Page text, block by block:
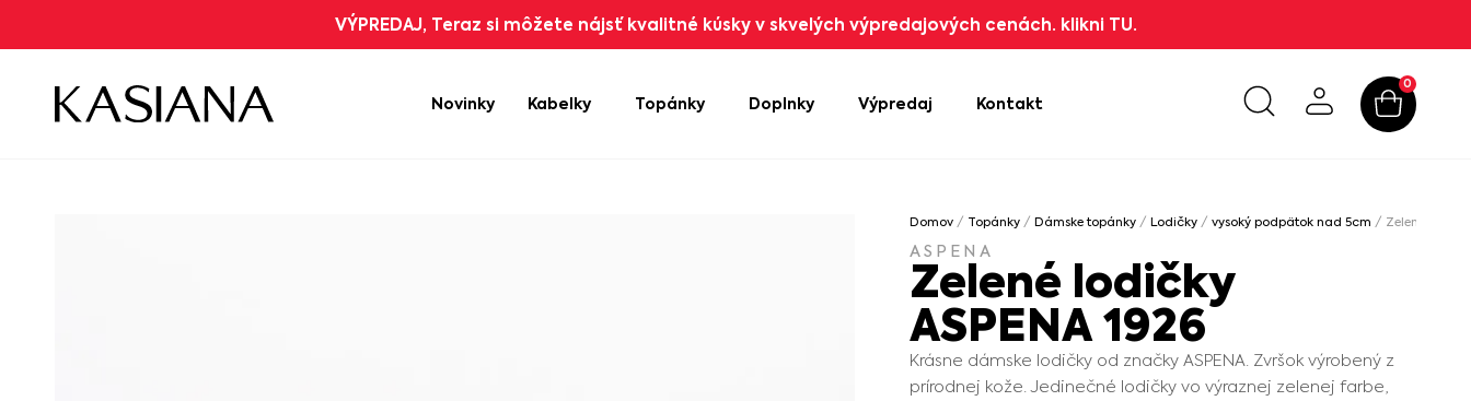
VÝPREDAJ, Teraz si môžete nájsť kvalitné kúsky v skvelých výpredajových cenách. klikni TU.
Novinky Kabelky Topánky Doplnky Výpredaj Kontakt
0
Domov / Topánky /Dámske topánky /Lodičky /vysoký podpätok nad 5cm / Zelené lodičky
ASPENA
Zelené lodičky
ASPENA 1926
Krásne dámske lodičky od značky ASPENA. Zvršok výrobený z
prírodnej kože. Jedinečné lodičky vo výraznej zelenej farbe,